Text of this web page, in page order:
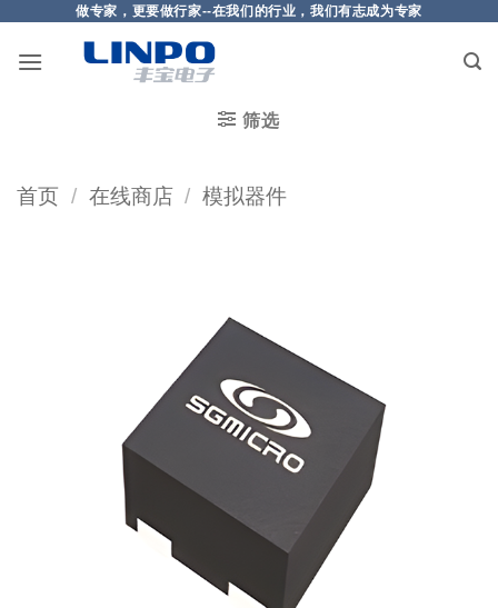
做专家，更要做行家--在我们的行业，我们有志成为专家
筛选
首页 / 在线商店 / 模拟器件